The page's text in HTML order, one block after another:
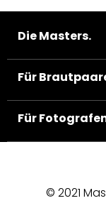
Die Masters.
Für
Für
© 2021